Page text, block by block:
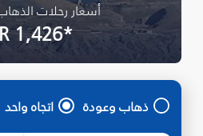
أسعار رحلات
*SAR 1,426
ذهاب وعودة اتجاه واحد